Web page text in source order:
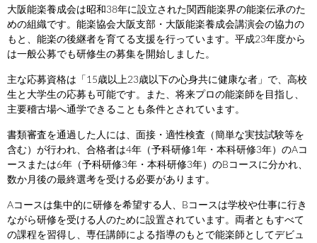
大阪能楽養成会は昭和38年に設立された関西能楽界の能楽伝承のた
めの組織です。能楽協会大阪支部・大阪能楽養成会講演会の協力の
もと、能楽の後継者を育てる支援を行っています。平成23年度から
は一般公募でも研修生の募集を開始しました。
主な応募資格は「15歳以上23歳以下の心身共に健康な者」で、高校
生と大学生の応募も可能です。また、将来プロの能楽師を目指し、
主要稽古場へ通学できることも条件とされています。
書類審査を通過した人には、面接・適性検査（簡単な実技試験等を
含む）が行われ、合格者は4年（予科研修1年・本科研修3年）のAコ
ースまたは6年（予科研修3年・本科研修3年）のBコースに分かれ、
数か月後の最終選考を受ける必要があります。
Aコースは集中的に研修を希望する人、Bコースは学校や仕事に行き
ながら研修を受ける人のために設置されています。両者ともすべて
の課程を習得し、専任講師による指導のもとで能楽師としてデビュ